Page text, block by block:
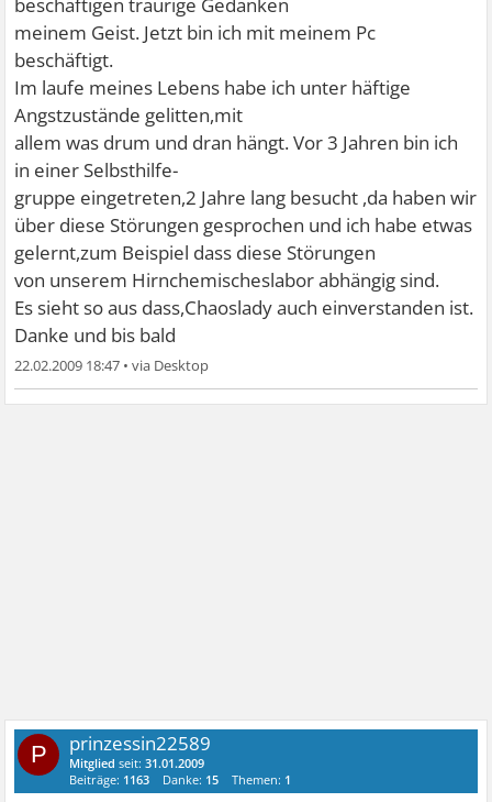
meinem Geist. Jetzt bin ich mit meinem Pc
beschäftigt.
Im laufe meines Lebens habe ich unter häftige
Angstzustände gelitten,mit
allem was drum und dran hängt. Vor 3 Jahren bin ich
in einer Selbsthilfe-
gruppe eingetreten,2 Jahre lang besucht ,da haben wir
über diese Störungen gesprochen und ich habe etwas
gelernt,zum Beispiel dass diese Störungen
von unserem Hirnchemischeslabor abhängig sind.
Es sieht so aus dass,Chaoslady auch einverstanden ist.
Danke und bis bald
22.02.2009 18:47 •
P prinzessin22589
Mitglied seit:31.01.2009
Beiträge: 1163 Danke: 15 Themen: 1